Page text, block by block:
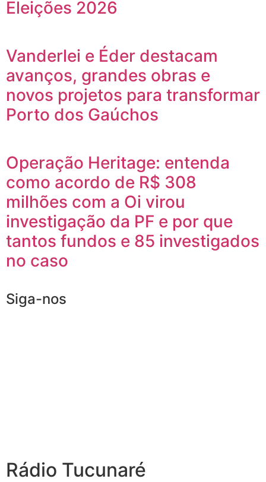
Eleições 2026
Vanderlei e Éder destacam
avanços, grandes obras e
novos projetos para transformar
Porto dos Gaúchos
Operação Heritage: entenda
como acordo de R$ 308
milhões com a Oi virou
investigação da PF e por que
tantos fundos e 85 investigados
no caso
Siga-nos
Rádio Tucunaré